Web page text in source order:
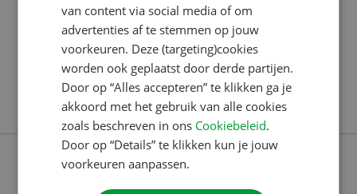
Fabien is sinds 2022 in dienst bij het Customer
Contact Center (CCC) van ACSI. Hier staat hij klanten
te woord in zijn moedertaal: Frans. Sinds kort is hij
Senior medewerker. Hij vertelt je graag meer over
zijn werkzaamheden. Aangenomen om te praten ‘Ik
heb de hele dag door contact met klanten. Ik
beantwoord vragen over
Lees verder
SPANISH
SWEDISH
van content via social media of om
advertenties af te stemmen op jouw
voorkeuren. Deze (targeting)cookies
worden ook geplaatst door derde partijen.
Door op “Alles accepteren” te klikken ga je
akkoord met het gebruik van alle cookies
zoals beschreven in ons Cookiebeleid.
Door op “Details” te klikken kun je jouw
voorkeuren aanpassen.